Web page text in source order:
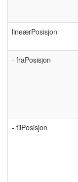
lineærPosisjon
- fraPosisjon
- tilPosisjon